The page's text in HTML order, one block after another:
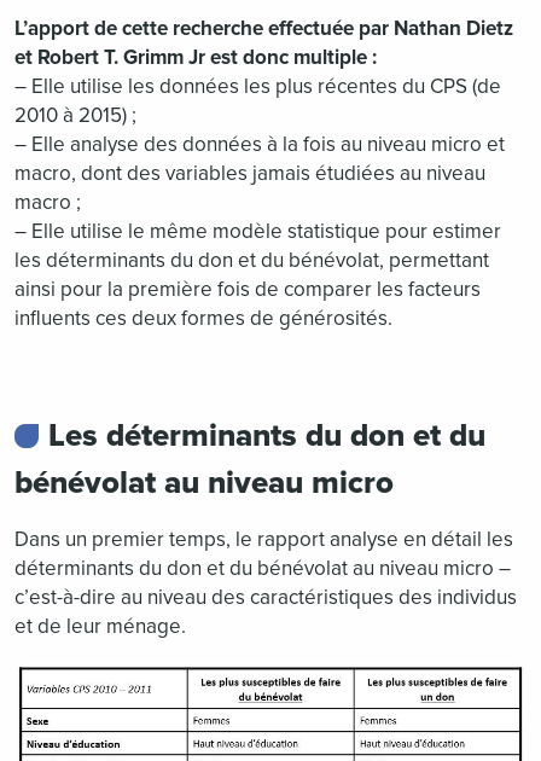
L’apport de cette recherche effectuée par Nathan Dietz
et Robert T. Grimm Jr est donc multiple :
– Elle utilise les données les plus récentes du CPS (de
2010 à 2015) ;
– Elle analyse des données à la fois au niveau micro et
macro, dont des variables jamais étudiées au niveau
macro ;
– Elle utilise le même modèle statistique pour estimer
les déterminants du don et du bénévolat, permettant
ainsi pour la première fois de comparer les facteurs
influents ces deux formes de générosités.
Les déterminants du don et du
bénévolat au niveau micro
Dans un premier temps, le rapport analyse en détail les
déterminants du don et du bénévolat au niveau micro –
c’est-à-dire au niveau des caractéristiques des individus
et de leur ménage.